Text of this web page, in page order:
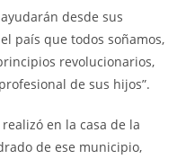
desde sus
país que todos soñamos,
revolucionarios,
de sus hijos”.
en la casa de la
de ese municipio,